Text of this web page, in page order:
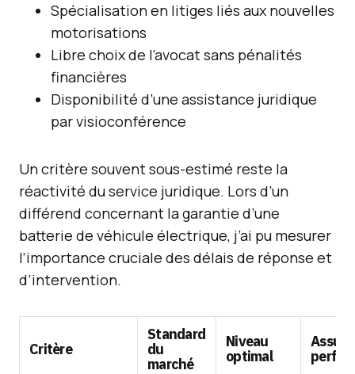
Spécialisation en litiges liés aux nouvelles
motorisations
Libre choix de l’avocat sans pénalités
financières
Disponibilité d’une assistance juridique
par visioconférence
Un critère souvent sous-estimé reste la
réactivité du service juridique. Lors d’un
différend concernant la garantie d’une
batterie de véhicule électrique, j’ai pu mesurer
l’importance cruciale des délais de réponse et
d’intervention.
Critère
Standard
du
marché
Niveau
optimal